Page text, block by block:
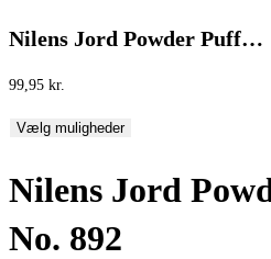
Nilens Jord Powder Puff…
99,95 kr.
Vælg muligheder
Nilens Jord
No. 892